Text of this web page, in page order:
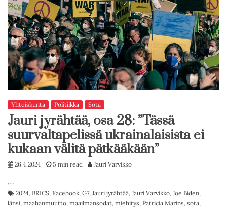
Yhteiskunta Politiikka Sota
Jauri jyrähtää, osa 28: ”Tässä
suurvaltapelissä ukrainalaisista ei
kukaan välitä pätkääkään”
26.4.2024 5 min read Jauri Varvikko
…
2024, BRICS, Facebook, G7, Jauri jyrähtää, Jauri Varvikko, Joe Biden,
länsi, maahanmuutto, maailmansodat, miehitys, Patricia Marins, sota,